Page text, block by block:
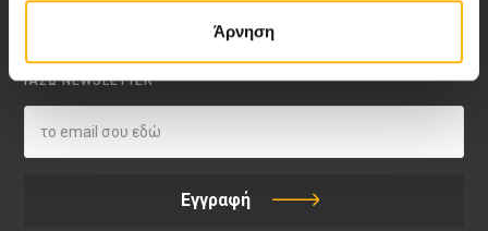
Άρνηση
ΙΑΣΩ NEWSLETTER
Εγγραφή